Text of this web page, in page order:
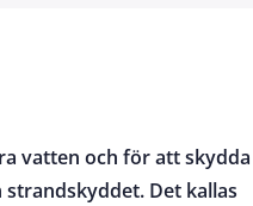
vatten och för att
Det kallas